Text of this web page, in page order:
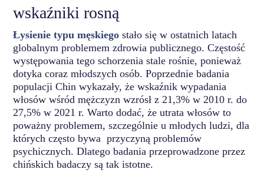
wskaźniki rosną
Łysienie typu męskiego stało się w ostatnich latach
globalnym problemem zdrowia publicznego. Częstość
występowania tego schorzenia stale rośnie, ponieważ
dotyka coraz młodszych osób. Poprzednie badania
populacji Chin wykazały, że wskaźnik wypadania
włosów wśród mężczyzn wzrósł z 21,3% w 2010 r. do
27,5% w 2021 r. Warto dodać, że utrata włosów to
poważny problemem, szczególnie u młodych ludzi, dla
których często bywa przyczyną problemów
psychicznych. Dlatego badania przeprowadzone przez
chińskich badaczy są tak istotne.